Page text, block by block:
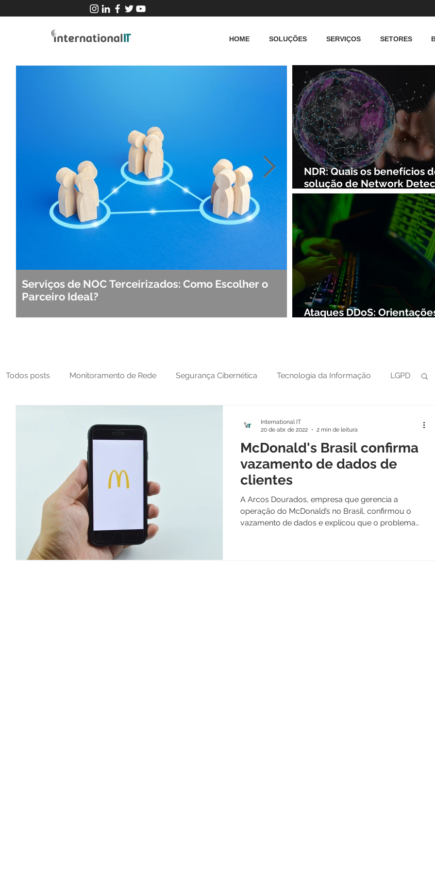
HOME SOLUÇÕES SERVIÇOS SETORES
NDR: Quais os benefícios
solução de Network
and Response?
Ataques DDoS:
Serviços de NOC Terceirizados: Como Escolher o
Parceiro Ideal?
Observabilidade e NOC:
Segurança de Redes
Todos posts Monitoramento de Rede Segurança Cibernética Tecnologia da Informação LGPD
McDonald's Brasil confirma
vazamento de dados de
clientes
A Arcos Dourados, empresa que gerencia a
operação do McDonald’s no Brasil, confirmou o
vazamento de dados e explicou que o problema
International IT
20 de abr. de 2022
2 min de leitura